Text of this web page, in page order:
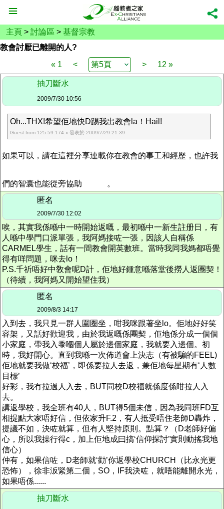
主頁 > 討論區 > 基督宗教
教會討厭已離開的人?
« 1
< > 12 »
抽刀斷水
2009/7/30 10:56
Oh...THX!希望佢地快D踢我出教會la！Hail!
Guest from 125.59.174.x 發表於 2009/7/29 21:39
如果可以，請在這裡分享連載你在教會的事工和經歷，也許我
們的智囊也能從旁協助
。
匿名
2009/7/30 12:02
唉，其實我係喺中一時開始返嘅，最初喺中一新生註册日，有
人喺中學門口派單張，我阿媽接咗一張，因該人自稱係
CARMEL學生，話有一間教會開英數班。當時我同我媽都唔覺
得有咩問題，咪去lo！
P.S.千祈唔好中敎會呢D計，佢地好鍾意喺落堂後撈人返團契！
（待續，我阿媽又開始望住我）
匿名
2009/8/3 14:17
入到去，我只見一群人圍圈坐，咁我咪跟著坐lo。佢地好好笑
容架，又話好歡迎我，由於我返嘅係團契，佢地係分成一個個
小家庭，帶我入黍嗰個人屬於邊個家庭，我就要入邊個。初
時，我好開心。直到我喺一次佈道會上決志（有被騙的FEEL)
佢地就要我做‘校福’，即係要拉人去返，兼佢地每星期有‘人數
目標’
好彩，我冇拉過人入去，BUT同校D校福就係度係咁拉人入
去。
講返學校，我全班有40人，BUT得5個未信，因為我同班FD互
相提點大家唔好信，但依家升F.2，有人抵受唔住老師D轟炸，
提議不如，決咗就算，但有人堅持原則。點算？（D老師好偏
心，所以我操行得c，加上佢地成曰搞‘信仰探討’實則動搖我地
信心）
仲有，如果信咗，D老師就‘勸’你返學校CHURCH（比永光更
恐怖），徐非汳緊第二個，SO，IF我決咗，就唔能離開永光，
如果唔係......
抽刀斷水